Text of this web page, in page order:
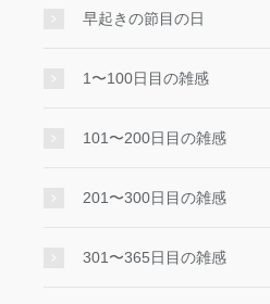
早起きの節目の日
1〜100日目の雑感
101〜200日目の雑感
201〜300日目の雑感
301〜365日目の雑感